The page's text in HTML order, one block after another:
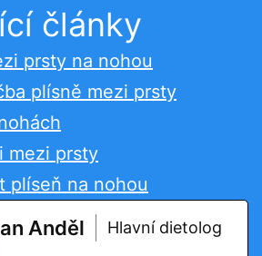
články
prsty na nohou
plísně mezi prsty
mezi prsty
plíseň na nohou
Anděl Hlavní dietolog